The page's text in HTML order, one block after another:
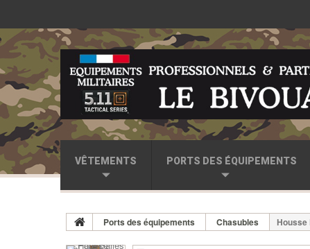
VÊTEMENTS PORTS DES ÉQUIPEMENTS
Ports des équipements Chasubles Housse